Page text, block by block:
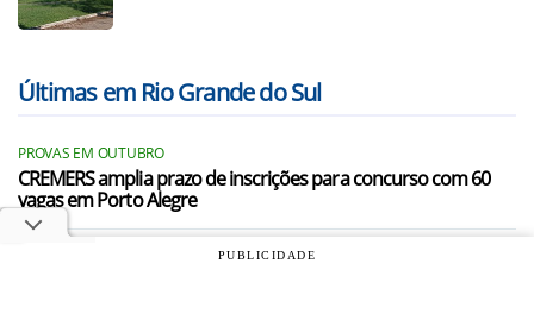
Últimas em Rio Grande do Sul
PROVAS EM OUTUBRO
CREMERS amplia prazo de inscrições para concurso com 60
vagas em Porto Alegre
SALÁRIOS CHEGAM A R$ 14,7 MILPUBLICIDADE